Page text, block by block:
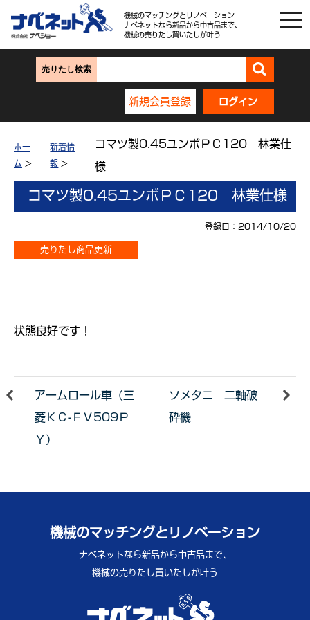
機械のマッチングとリノベーション
ナベネットなら新品から中古品まで、
機械の売りたし買いたしが叶う
売りたし検索
新規会員登録 ログイン
ホー
ム >
新着情
報 >
コマツ製0.45ユンボＰＣ120 林業仕
様
コマツ製0.45ユンボＰＣ120 林業仕様
登録日：2014/10/20
売りたし商品更新
状態良好です！
アームロール車（三
菱ＫＣ-ＦＶ509Ｐ
Ｙ）
ソメタニ 二軸破
砕機
機械のマッチングとリノベーション
ナベネットなら新品から中古品まで、
機械の売りたし買いたしが叶う